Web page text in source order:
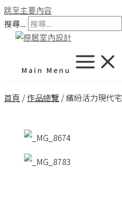
跳至主要內容
搜尋...
Main Menu
首頁 /作品總覽 / 繽紛活力現代宅